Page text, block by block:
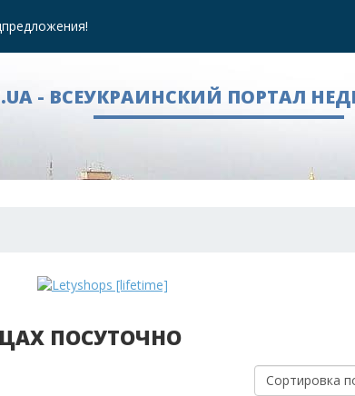
- ВСЕУКРАИНСКИЙ ПОРТАЛ
ПОСУТОЧНО